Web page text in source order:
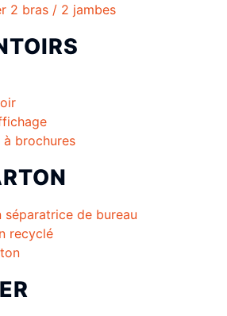
2 bras / 2 jambes
à brochures
séparatrice de bureau
recyclé